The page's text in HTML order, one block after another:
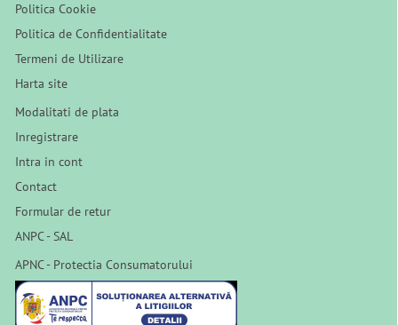
Politica Cookie
Politica de Confidentialitate
Termeni de Utilizare
Harta site
Modalitati de plata
Inregistrare
Intra in cont
Contact
Formular de retur
ANPC - SAL
APNC - Protectia Consumatorului